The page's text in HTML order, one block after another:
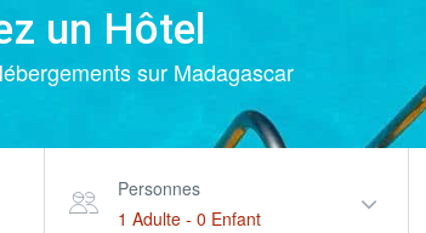
un Hôtel
sur Madagascar
Personnes
1 Adulte - 0 Enfant